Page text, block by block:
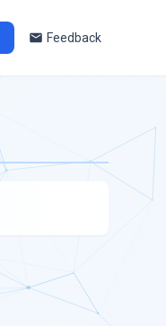
Feedback